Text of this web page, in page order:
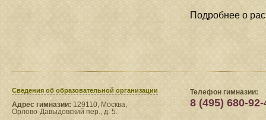
Подробнее о
Сведения​ об образовательной организации
Адрес гимназии: 129110, Москва,
Орлово-Давыдовский пер., д. 5.
Телефон гимназии:
8 (495) 680-92-